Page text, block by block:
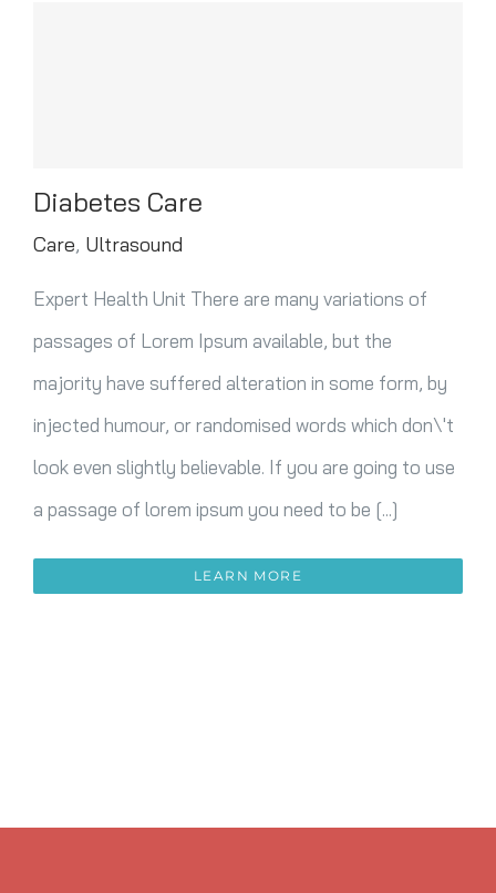
Diabetes Care
Care, Ultrasound
Expert Health Unit There are many variations of
passages of Lorem Ipsum available, but the
majority have suffered alteration in some form, by
injected humour, or randomised words which don\'t
look even slightly believable. If you are going to use
a passage of lorem ipsum you need to be [...]
LEARN MORE